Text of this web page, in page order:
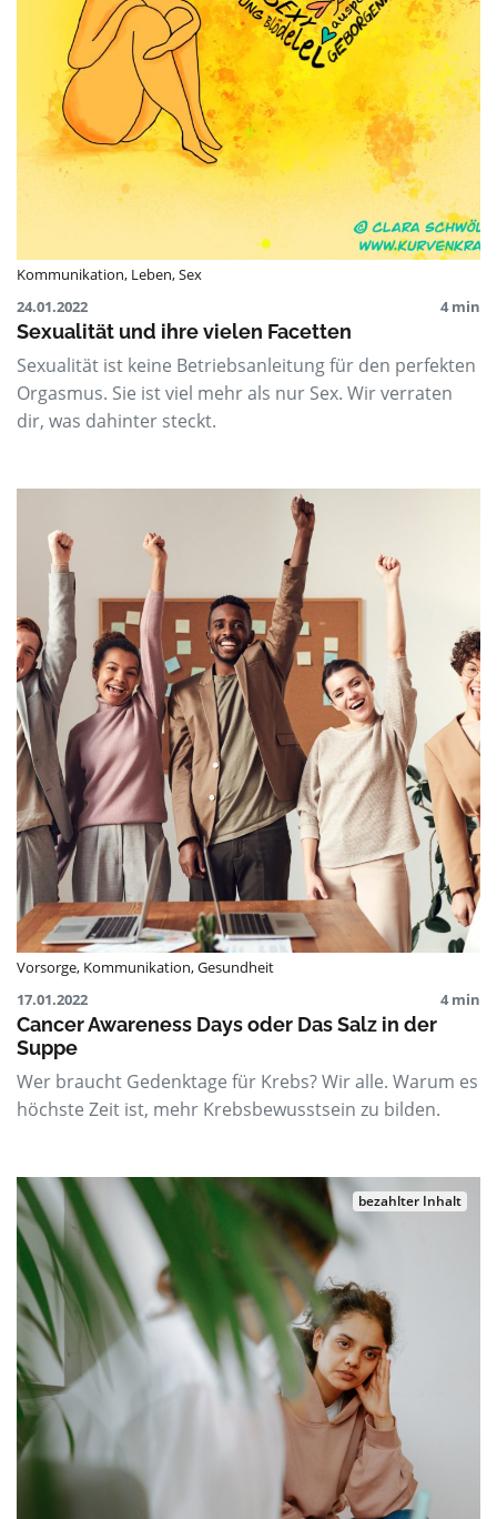
Kommunikation, Leben,Sex
24.01.2022
4 min
Sexualität und ihre vielen Facetten
Sexualität ist keine Betriebsanleitung für den perfekten
Orgasmus. Sie ist viel mehr als nur Sex. Wir verraten
dir, was dahinter steckt.
Vorsorge, Kommunikation,Gesundheit
17.01.2022
4 min
Cancer Awareness Days oder Das Salz in der
Suppe
Wer braucht Gedenktage für Krebs? Wir alle. Warum es
höchste Zeit ist, mehr Krebsbewusstsein zu bilden.
bezahlter Inhalt